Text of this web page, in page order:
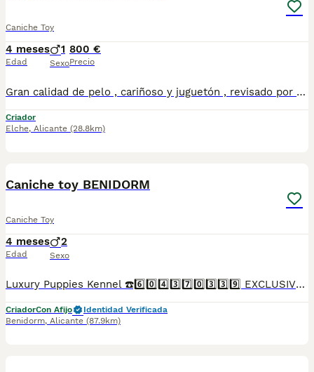
Caniche Toy
4 meses
Edad
1
Sexo
800 €
Precio
Gran calidad de pelo , cariñoso y juguetón , revisado por el veterinario , con sus desparasita iones y vacunas al día
Criador
Elche, Alicante (28.8km)
Caniche toy BENIDORM
Caniche Toy
4 meses
Edad
2
Sexo
Luxury Puppies Kennel ☎️6️⃣0️⃣4️⃣3️⃣7️⃣0️⃣3️⃣3️⃣9️⃣ EXCLUSIVOS CANICHES TOY .Somos centro canino y asesores caninos .PROFESIONALES 🤝. Todos nuestros cachorros se entregan con contrato y garantías . Luxury Puppies Kennel: Todos nuestros cachorros se entregan con contrato y previa reserva , siempre con garantías víricas y congenitas . Se entregan revisado veterinario * Contrato ,garantías víricas y congénitas 📝 * Cartilla sanitaria 🪪 * Vacunas al día .💉 * Revisión veterinaria 📋 *Informe previo a la entrega por el veterinario y exploración completa de tu cachorro ⛑️ que incluye : ✓collar cachorro 🐕 ✓ correa cachorro .🐕 ✓ juguete cachorro 🐕 correa y collar y jueguete ✓ pasaporte a nombre del nuevo propietario.📘 ✓ chip identificativo. 🏷️ ✓ Bolsa de pienso Tenemos también otras razas .Lulú pomerania ,bichón maltés coreano ,yorshire terrier ,chihuahua,caniches toy y enanos maltipoo apricot . Te buscamos tú cachorro por encargo .Haz tú reserva Pide tu cita📩 en el 604370339 Y dejanos tu contacto ☎️precios desde...Luxury Puppies Kennel ☎️6️⃣0️⃣4️⃣3️⃣7️⃣0️⃣3️⃣3️⃣9️⃣ Somos centro canino y asesores caninos .PROFESIONALES 🤝. Todos nuestros cachorros se entregan con contrato y garantías . Luxury Puppies Kennel: Todos nuestros cachorros se entregan con contrato y previa reserva , siempre con garantías víricas y congenitas . Se entregan revisado veterinario * Contrato ,garantías víricas y congénitas 📝 * Cartilla sanitaria 🪪 * Vacunas al día .💉 * Revisión veterinaria 📋 *Informe previo a la entrega por el veterinario y exploración completa de tu cachorro ⛑️ que incluye : ✓collar cachorro 🐕 ✓ correa cachorro .🐕 ✓ juguete cachorro 🐕 correa y collar y jueguete ✓ pasaporte a nombre del nuevo propietario.📘 ✓ chip identificativo. 🏷️ ✓ Bolsa de pienso Tenemos también otras razas .Lulú pomerania ,bichón maltés coreano ,yorshire terrier ,chihuahua,caniches toy y enanos maltipoo apricot . Te buscamos tú cachorro por encargo .Haz tú reserva Pide tu cita📩 en el 604370339 Y dejanos tu contacto ☎️precios desde...
CriadorCon Afijo
Identidad Verificada
Benidorm, Alicante (87.9km)